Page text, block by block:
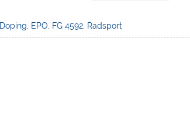
Doping EPO FG 4592, Radsport